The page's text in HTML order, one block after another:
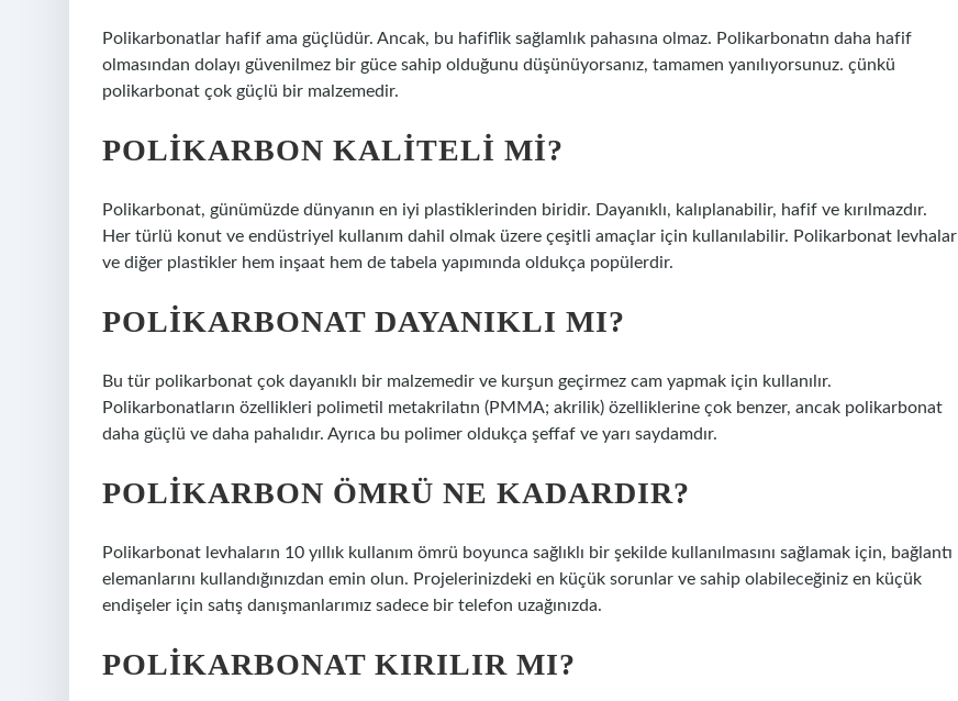
Polikarbonatlar hafif ama güçlüdür. Ancak, bu hafiflik sağlamlık pahasına olmaz. Polikarbonatın daha hafif
olmasından dolayı güvenilmez bir güce sahip olduğunu düşünüyorsanız, tamamen yanılıyorsunuz. çünkü
polikarbonat çok güçlü bir malzemedir.
POLIKARBON KALITELI MI?
Polikarbonat, günümüzde dünyanın en iyi plastiklerinden biridir. Dayanıklı, kalıplanabilir, hafif ve kırılmazdır.
Her türlü konut ve endüstriyel kullanım dahil olmak üzere çeşitli amaçlar için kullanılabilir. Polikarbonat levhalar
ve diğer plastikler hem inşaat hem de tabela yapımında oldukça popülerdir.
POLIKARBONAT DAYANIKLI MI?
Bu tür polikarbonat çok dayanıklı bir malzemedir ve kurşun geçirmez cam yapmak için kullanılır.
Polikarbonatların özellikleri polimetil metakrilatın (PMMA; akrilik) özelliklerine çok benzer, ancak polikarbonat
daha güçlü ve daha pahalıdır. Ayrıca bu polimer oldukça şeffaf ve yarı saydamdır.
POLIKARBON ÖMRÜ NE KADARDIR?
Polikarbonat levhaların 10 yıllık kullanım ömrü boyunca sağlıklı bir şekilde kullanılmasını sağlamak için, bağlantı
elemanlarını kullandığınızdan emin olun. Projelerinizdeki en küçük sorunlar ve sahip olabileceğiniz en küçük
endişeler için satış danışmanlarımız sadece bir telefon uzağınızda.
POLIKARBONAT KIRILIR MI?